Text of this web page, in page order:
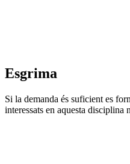
Esgrima
Si la demanda és suficient es
interessats en aquesta disciplina